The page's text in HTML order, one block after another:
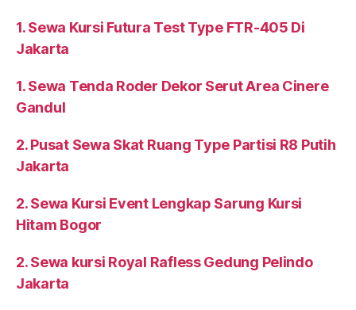
1. Sewa Kursi Futura Test Type FTR-405 Di
Jakarta
1. Sewa Tenda Roder Dekor Serut Area Cinere
Gandul
2. Pusat Sewa Skat Ruang Type Partisi R8 Putih
Jakarta
2. Sewa Kursi Event Lengkap Sarung Kursi
Hitam Bogor
2. Sewa kursi Royal Rafless Gedung Pelindo
Jakarta